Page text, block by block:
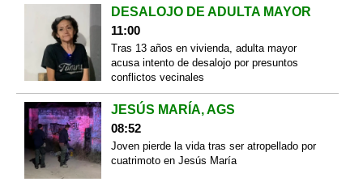
DESALOJO DE ADULTA MAYOR
11:00
Tras 13 años en vivienda, adulta mayor
acusa intento de desalojo por presuntos
conflictos vecinales
JESÚS MARÍA, AGS
08:52
Joven pierde la vida tras ser atropellado por
cuatrimoto en Jesús María